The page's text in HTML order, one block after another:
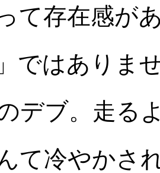
て存在感が
ではありま
デブ。走る
て冷やかさ